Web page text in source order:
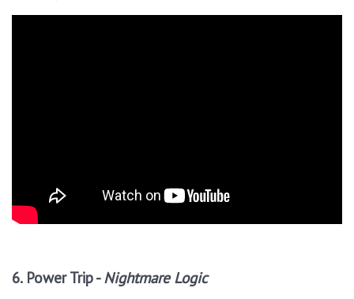
6. Power Trip -Nightmare Logic